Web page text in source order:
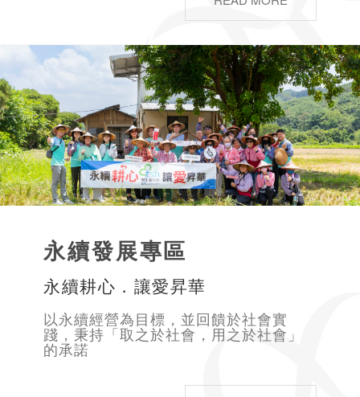
永續發展專區
永續耕心．讓愛昇華
以永續經營為目標，並回饋於社會實
踐，秉持「取之於社會，用之於社會」
的承諾